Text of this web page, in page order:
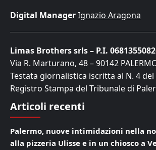
Digital ManagerIgnazio Aragona
Limas Brothers srls – P.I.
Via R. Marturano, 48 – 90142
Testata giornalistica iscritta al N. 4 del
Registro Stampa del Tribunale di
Articoli recenti
Palermo, nuove intimidazioni nella
alla pizzeria Ulisse e in un chiosco a